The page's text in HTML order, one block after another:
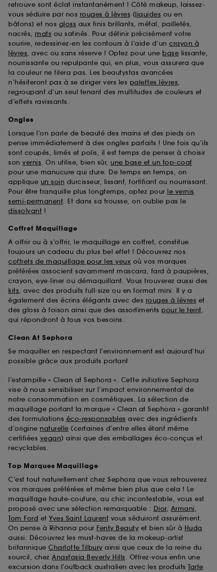
retrouve sont éclat instantanément ! Côté makeup, laissez-
vous séduire par nos rouges à lèvres (liquides ou en
bâtons) et nos gloss aux finis brillants, métal, pailletés,
nacrés, mats ou satinés. Pour définir précisément votre
sourire, redessinez-en les contours à l’aide d’un crayon à
lèvres, avec ou sans réserve ! Optez pour une base lissante,
nourrissante ou repulpante qui, en plus, vous assurera que
la couleur ne filera pas. Les beautystas avancées
n’hésiteront pas à se diriger vers les palettes lèvres,
regroupant d’un seul tenant des multitudes de couleurs et
d’effets ravissants.
Ongles
Lorsque l’on parle de beauté des mains et des pieds on
pense immédiatement à des ongles parfaits ! Une fois qu’ils
sont coupés, limés et polis, il est temps de penser à choisir
son vernis. On utilise, bien sûr, une base et un top-coat
pour une manucure qui dure. De temps en temps, on
applique un soin durcisseur, lissant, fortifiant ou nourrissant.
Pour être tranquille plus longtemps, optez pour le vernis
semi-permanent. Et dans sa trousse, on oublie pas le
dissolvant !
Coffret Maquillage
A offrir ou à s’offrir, le maquillage en coffret, constitue
toujours un cadeau du plus bel effet ! Découvrez nos
coffrets de maquillage pour les yeux où vos marques
préférées associent savamment mascara, fard à paupières,
crayon, eye-liner ou démaquillant. Vous trouverez aussi des
kits, avec des produits full-size ou en format mini. Il y a
également des écrins élégants avec des rouges à lèvres et
des gloss à foison ainsi que des assortiments pour le teint,
qui répondront à tous vos besoins.
Clean At Sephora
Se maquiller en respectant l’environnement est aujourd’hui
possible grâce aux produits portant
l’estampille « Clean at Sephora ». Cette initiative Sephora
vise à nous sensibiliser sur l’impact environnemental de
notre consommation en cosmétiques. La sélection de
maquillage portant la marque « Clean at Sephora » garantit
des formulations éco-responsables avec des ingrédients
d’origine naturelle (certaines d’entre elles étant même
certifiées vegan) ainsi que des emballages éco-conçus et
recyclables.
Top Marques Maquillage
C’est tout naturellement chez Sephora que vous retrouverez
vos marques préférées et même bien plus que cela ! Le
maquillage haute-couture, au chic incontestable, vous est
proposé avec une sélection remarquable : Dior, Armani,
Tom Ford et Yves Saint Laurent vous séduiront assurément.
On pense à Rihanna pour Fenty Beauty et bien sûr à Huda
aussi. Découvrez les must-haves de la makeup-artist
britannique Charlotte Tilbury ainsi que ceux de la reine du
sourcil, chez Anastasia Beverly Hills. Offrez-vous enfin une
excursion dans l’outback australien avec les produits Tarte